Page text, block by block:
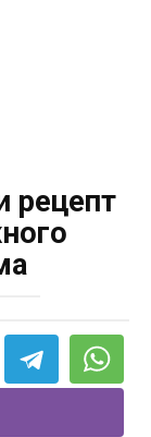
рецепт